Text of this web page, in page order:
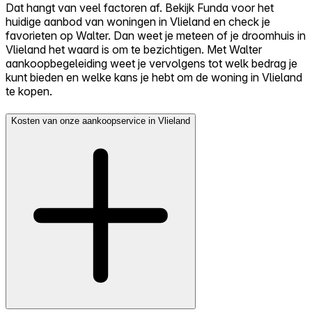
Dat hangt van veel factoren af. Bekijk Funda voor het
huidige aanbod van woningen in Vlieland en check je
favorieten op Walter. Dan weet je meteen of je droomhuis in
Vlieland het waard is om te bezichtigen. Met Walter
aankoopbegeleiding weet je vervolgens tot welk bedrag je
kunt bieden en welke kans je hebt om de woning in Vlieland
te kopen.
Kosten van onze aankoopservice in Vlieland